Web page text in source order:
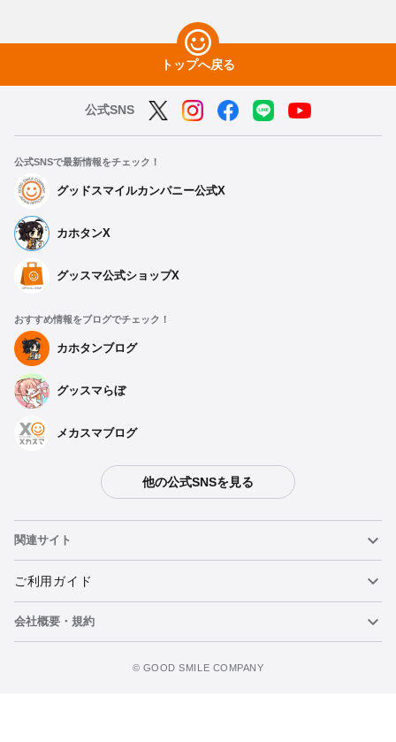
トップへ戻る
公式SNS
公式SNSで最新情報をチェック！
グッドスマイルカンパニー公式X
カホタンX
グッスマ公式ショップX
おすすめ情報をブログでチェック！
カホタンブログ
グッスマらぼ
メカスマブログ
他の公式SNSを見る
関連サイト
ねんどろいど
ねんどろいどフェイスメーカー
ご利用ガイド
重要なお知らせ
会社概要・規約
©️ GOOD SMILE COMPANY